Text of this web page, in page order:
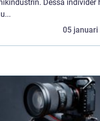
Dessa individer
05 januari